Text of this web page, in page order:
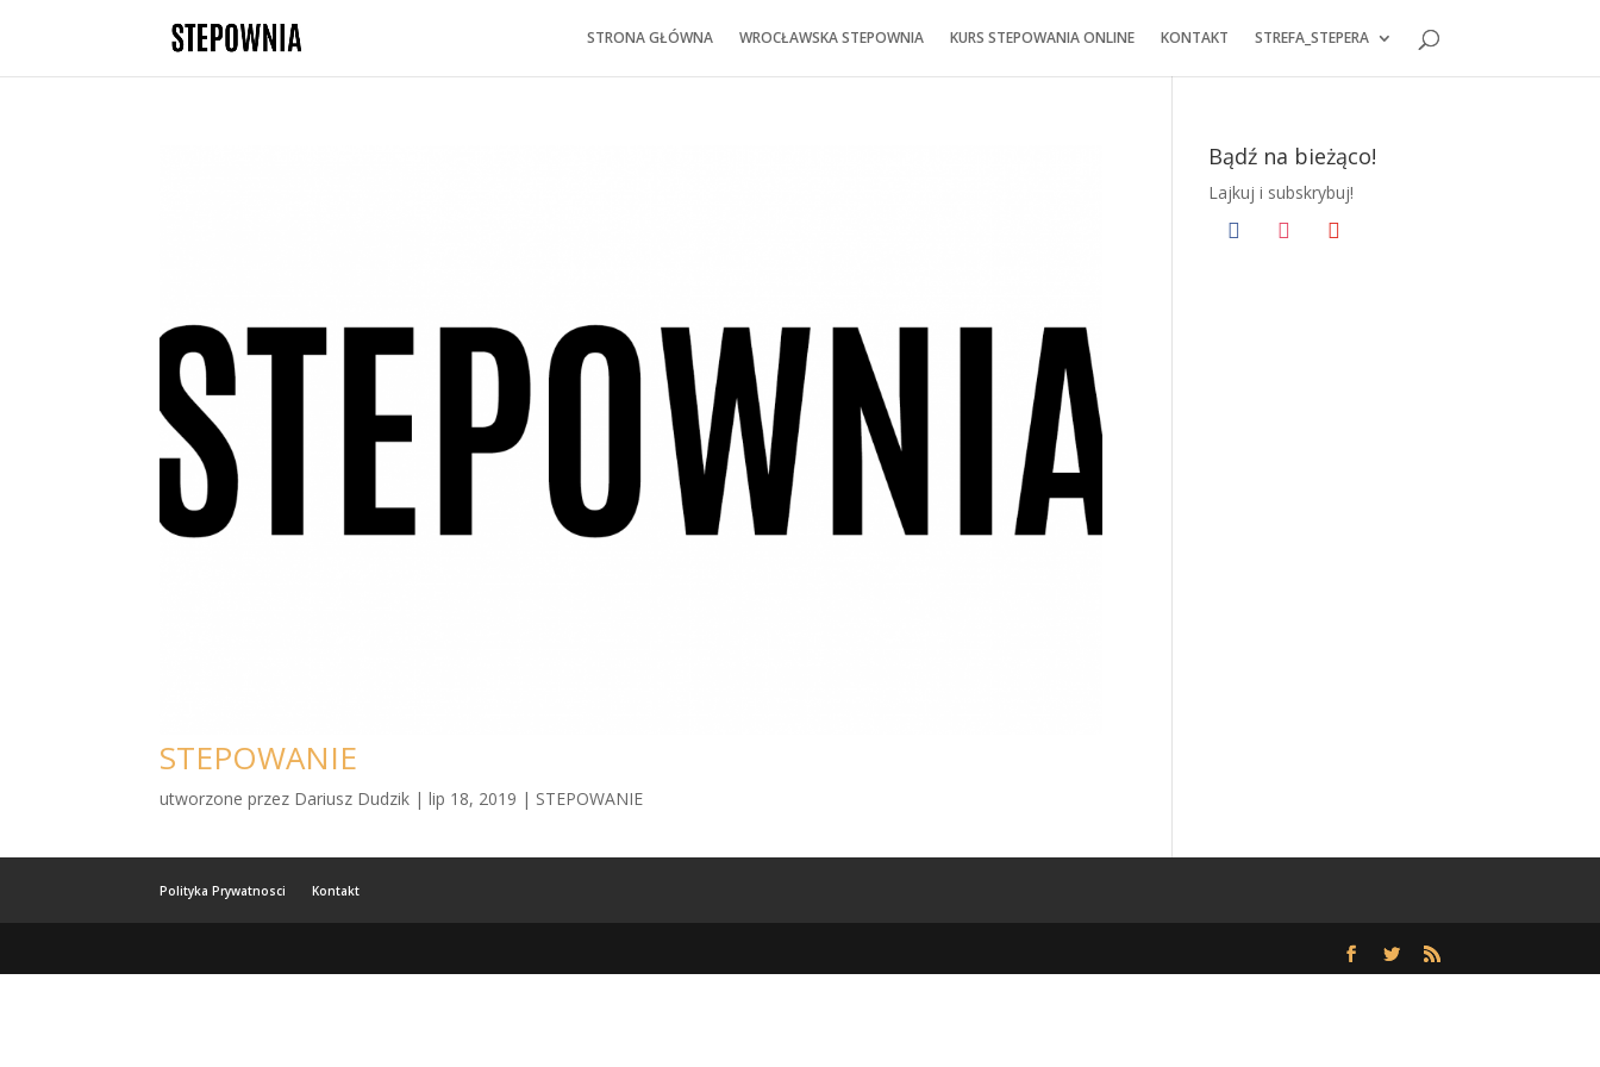
STRONA GŁÓWNA WROCŁAWSKA STEPOWNIA KURS STEPOWANIA ONLINE KONTAKT STREFA_STEPERA
STEPOWANIE
utworzone przez Dariusz Dudzik |lip 18, 2019 | STEPOWANIE
Bądź na bieżąco!
Lajkuj i subskrybuj!
facebookinstagramyoutube
Polityka Prywatnosci Kontakt